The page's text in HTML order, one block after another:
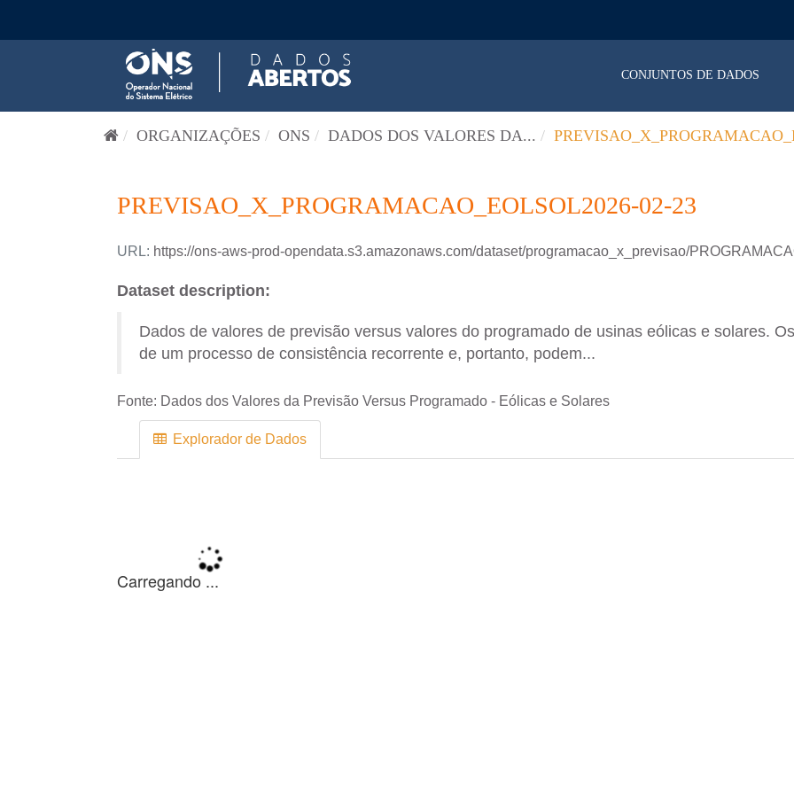
CONJUNTOS DE DADOS
ORGANIZAÇÕES ONS DADOS DOS VALORES DA...
PREVISAO_X_PROGRAMACAO_EOLSOL2026-02-23
URL: https://ons-aws-prod-opendata.s3.amazonaws.com/dataset/programacao_x_previsao/
Dataset description:
Dados de valores de previsão versus valores do programado de usinas eólicas e solares.
de um processo de consistência recorrente e, portanto, podem...
Fonte: Dados dos Valores da Previsão Versus Programado - Eólicas e Solares
Explorador de Dados